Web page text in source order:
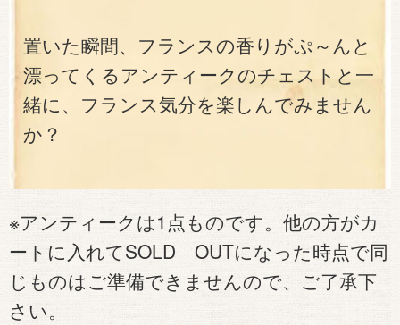
置いた瞬間、フランスの香りがぷ～んと
漂ってくるアンティークのチェストと一
緒に、フランス気分を楽しんでみません
か？
※アンティークは1点ものです。他の方がカ
ートに入れてSOLD OUTになった時点で同
じものはご準備できませんので、ご了承下
さい。